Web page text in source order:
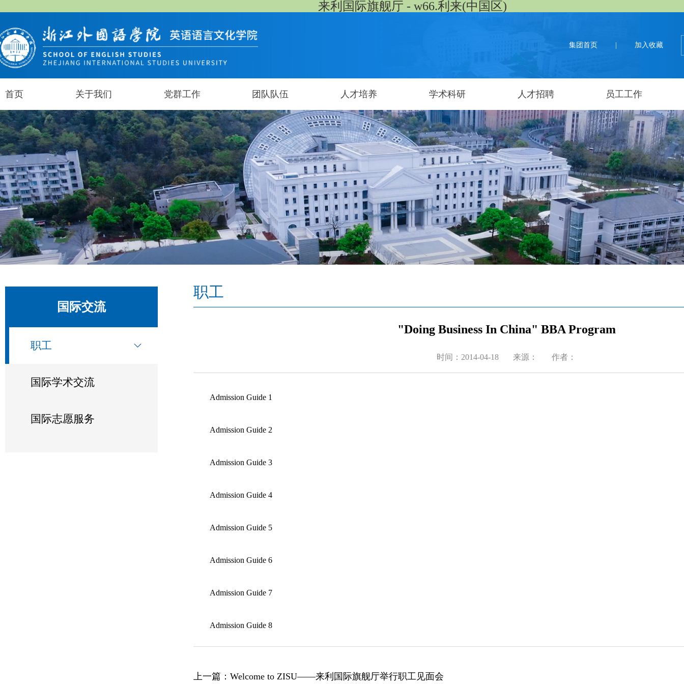
来利国际旗舰厅 - w66.利来(中国区)
集团首页 加入收藏
首页 关于我们 党群工作 团队队伍 人才培养 学术科研 人才招聘 员工工作
国际交流
职工
国际学术交流
国际志愿服务
职工
"Doing Business In China" BBA Program
时间：2014-04-18 来源： 作者：
Admission Guide 1
Admission Guide 2
Admission Guide 3
Admission Guide 4
Admission Guide 5
Admission Guide 6
Admission Guide 7
Admission Guide 8
上一篇： Welcome to ZISU——​来利国际旗舰厅举行职工见面会